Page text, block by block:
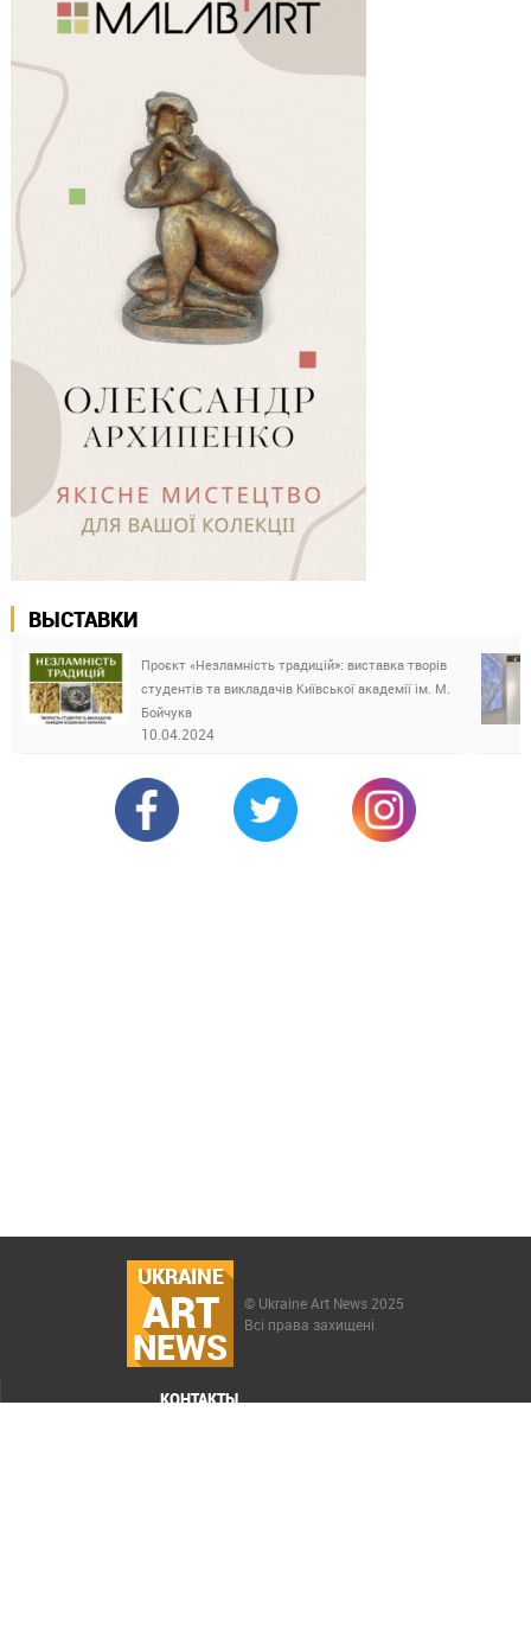
ВЫСТАВКИ
Проєкт «Незламність традицій»: виставка творів
студентів та викладачів Київської академії ім. М.
Бойчука
10.04.2024
UKRAINE
ART
NEWS
© Ukraine Art News 2025
Всі права захищені
КОНТАКТЫ